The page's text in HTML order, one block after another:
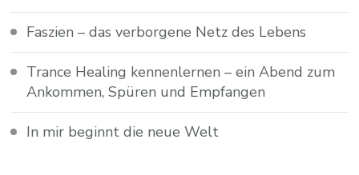
Faszien – das verborgene Netz des Lebens
Trance Healing kennenlernen – ein Abend zum
Ankommen, Spüren und Empfangen
In mir beginnt die neue Welt